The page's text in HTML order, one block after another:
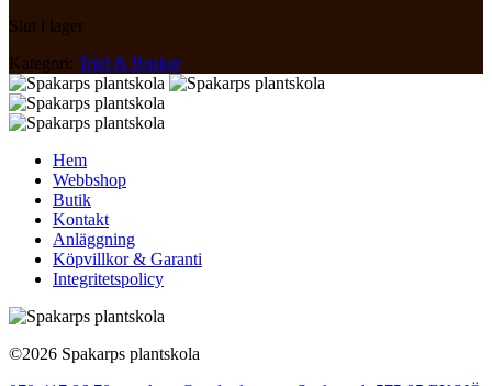
Slut i lager
Kategori: Träd & Buskar
Hem
Webbshop
Butik
Kontakt
Anläggning
Köpvillkor & Garanti
Integritetspolicy
©2026 Spakarps plantskola